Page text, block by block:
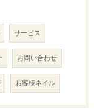
サービス
お問い合わせ
お客様ネイル